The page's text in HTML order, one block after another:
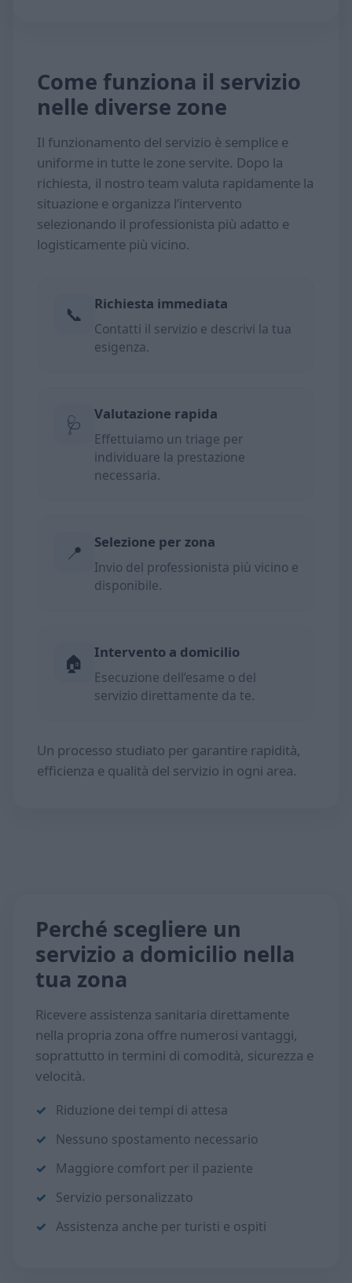
Come funziona il servizio
nelle diverse zone
Il funzionamento del servizio è semplice e
uniforme in tutte le zone servite. Dopo la
richiesta, il nostro team valuta rapidamente la
situazione e organizza l’intervento
selezionando il professionista più adatto e
logisticamente più vicino.
📞 Richiesta immediata
Contatti il servizio e descrivi la tua
esigenza.
🩺 Valutazione rapida
Effettuiamo un triage per
individuare la prestazione
necessaria.
📍 Selezione per zona
Invio del professionista più vicino e
disponibile.
🏠 Intervento a domicilio
Esecuzione dell’esame o del
servizio direttamente da te.
Un processo studiato per garantire rapidità,
efficienza e qualità del servizio in ogni area.
Perché scegliere un
servizio a domicilio nella
tua zona
Ricevere assistenza sanitaria direttamente
nella propria zona offre numerosi vantaggi,
soprattutto in termini di comodità, sicurezza e
velocità.
Riduzione dei tempi di attesa
Nessuno spostamento necessario
Maggiore comfort per il paziente
Servizio personalizzato
Assistenza anche per turisti e ospiti